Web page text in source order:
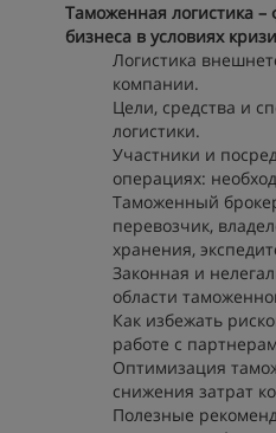
Таможенная логистика
бизнеса в условиях
Логистика
компании.
Цели, средства и
логистики.
Участники и
операциях:
Таможенный
перевозчик,
хранения,
Законная и
области
Как избежать
работе с
Оптимизация
снижения затрат
Полезные